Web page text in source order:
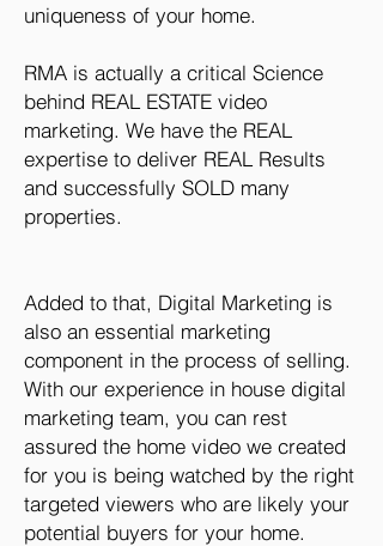
uniqueness of your home.
RMA is actually a critical Science
behind REAL ESTATE video
marketing. We have the REAL
expertise to deliver REAL Results
and successfully SOLD many
properties.
Added to that, Digital Marketing is
also an essential marketing
component in the process of selling.
With our experience in house digital
marketing team, you can rest
assured the home video we created
for you is being watched by the right
targeted viewers who are likely your
potential buyers for your home.